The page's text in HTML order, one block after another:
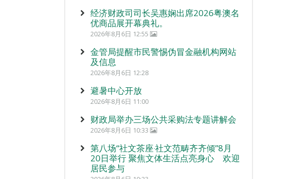
经济财政司司长吴惠娴出席2026粤澳名
优商品展开幕典礼。
2026年8月6日 12:55
金管局提醒市民警惕伪冒金融机构网站
及信息
2026年8月6日 12:28
避暑中心开放
2026年8月6日 11:00
财政局举办三场公共采购法专题讲解会
2026年8月6日 10:33
第八场“社文茶座‧社文范畴齐齐倾”8月
20日举行 聚焦文体生活点亮身心 欢迎
居民参与